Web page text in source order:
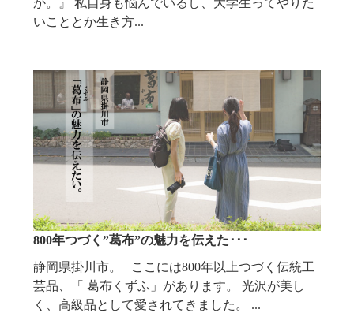
いこととか生き方...
800年つづく”葛布”の魅力を伝えた･･･
静岡県掛川市。 ここには800年以上つづく伝統工
芸品、「 葛布くずふ」があります。 光沢が美し
く、高級品として愛されてきました。 ...